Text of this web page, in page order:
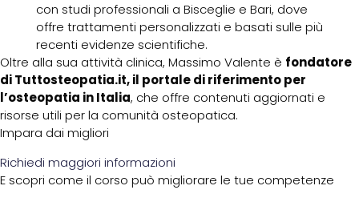
con studi professionali a Bisceglie e Bari, dove
offre trattamenti personalizzati e basati sulle più
recenti evidenze scientifiche.
Oltre alla sua attività clinica, Massimo Valente è fondatore
di Tuttosteopatia.it, il portale di riferimento per
l’osteopatia in Italia, che offre contenuti aggiornati e
risorse utili per la comunità osteopatica.
Impara dai migliori
Richiedi maggiori informazioni
E scopri come il corso può migliorare le tue competenze